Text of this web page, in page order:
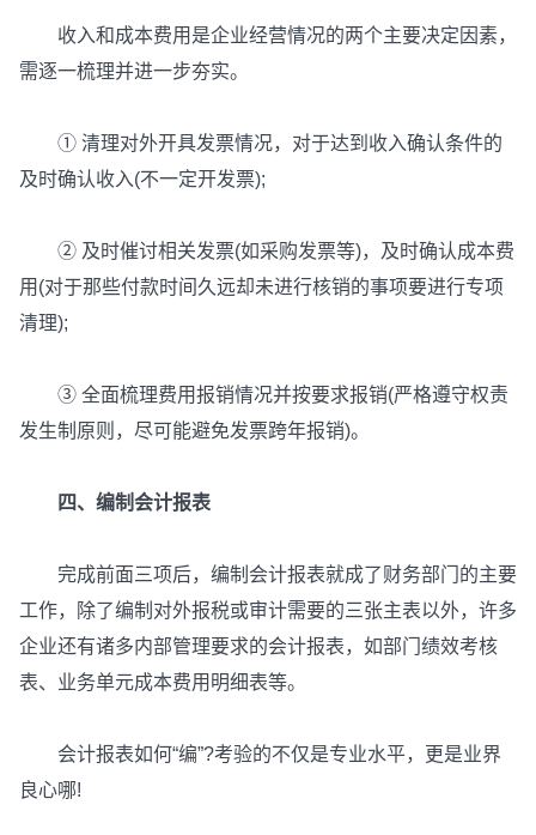
收入和成本费用是企业经营情况的两个主要决定因素，
需逐一梳理并进一步夯实。
① 清理对外开具发票情况，对于达到收入确认条件的
及时确认收入(不一定开发票);
② 及时催讨相关发票(如采购发票等)，及时确认成本费
用(对于那些付款时间久远却未进行核销的事项要进行专项
清理);
③ 全面梳理费用报销情况并按要求报销(严格遵守权责
发生制原则，尽可能避免发票跨年报销)。
四、编制会计报表
完成前面三项后，编制会计报表就成了财务部门的主要
工作，除了编制对外报税或审计需要的三张主表以外，许多
企业还有诸多内部管理要求的会计报表，如部门绩效考核
表、业务单元成本费用明细表等。
会计报表如何“编”?考验的不仅是专业水平，更是业界
良心哪!